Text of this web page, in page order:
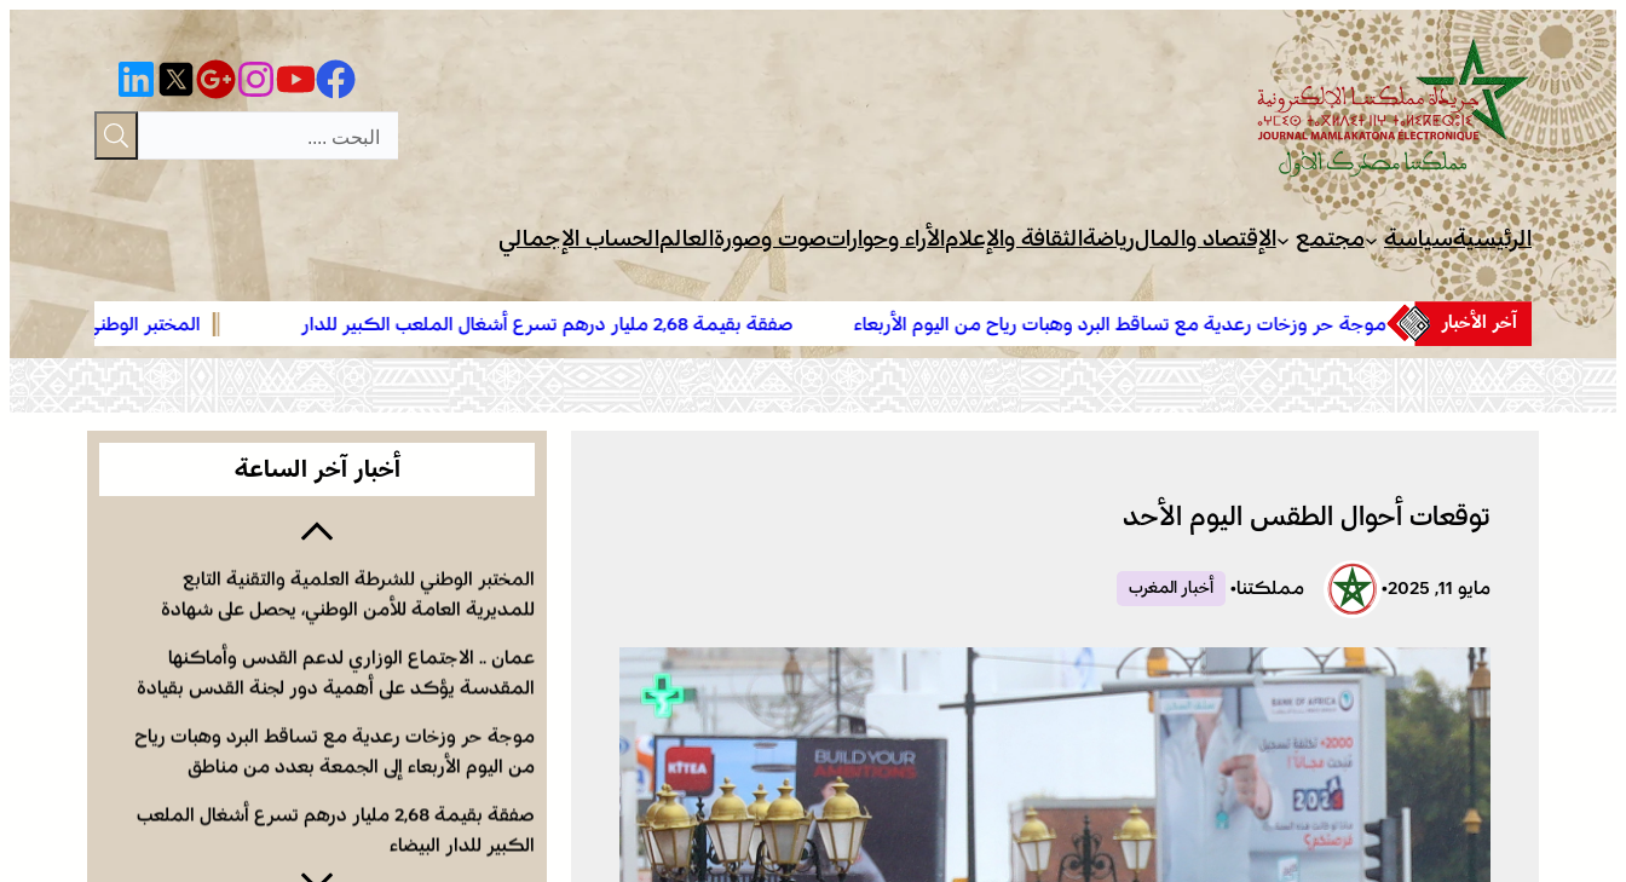
تخطى
إلى
المحتوى
الرئيسيةسياسة مجتمع الإقتصاد والمالرياضةالثقافة والإعلامالأراء وحواراتصوت وصورةالعالمالحساب الإجمالي
آخر الأخبار
موجة حر وزخات رعدية مع تساقط البرد وهبات رياح من اليوم الأربعاء
إلى الجمعة بعدد من مناطق المملكة (نشرة إنذارية)
صفقة بقيمة 2,68 مليار درهم تسرع أشغال الملعب الكبير للدار
البيضاء
المختبر الوطني للشرطة العلمية والتقنية التابع
الوطني، يحصل على شهادة الاعتماد والمطابقة
توقعات أحوال الطقس اليوم الأحد
مايو 11, 2025 • مملكتنا• أخبار المغرب
أخبار آخر الساعة
عمان .. الاجتماع الوزاري لدعم القدس وأماكنها
المقدسة يؤكد على أهمية دور لجنة القدس بقيادة
جلالة الملك ويدعم جهود اللجنة ووكالة بيت مال
القدس الشريف
من اليوم الأربعاء إلى الجمعة بعدد من مناطق
المملكة (نشرة إنذارية)
صفقة بقيمة 2,68 مليار درهم تسرع أشغال الملعب
المختبر الوطني للشرطة العلمية والتقنية التابع
للمديرية العامة للأمن الوطني، يحصل على شهادة
17025”
عمان .. الاجتماع الوزاري لدعم القدس وأماكنها
المقدسة يؤكد على أهمية دور لجنة القدس بقيادة
القدس الشريف
موجة حر وزخات رعدية مع تساقط البرد وهبات رياح
من اليوم الأربعاء إلى الجمعة بعدد من مناطق
صفقة بقيمة 2,68 مليار درهم تسرع أشغال الملعب
الكبير للدار البيضاء